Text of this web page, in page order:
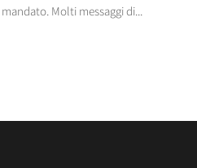
Molti messaggi di...